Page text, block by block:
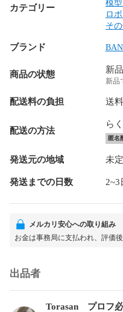
カテゴリー
模
ロ
そ
ブランド
商品の状態 新
新品
配送料の負担 送
配送の方法
ら
匿名
発送元の地域 未定
発送までの日数 2~3
メルカリ安心への取り組み
お金は事務局に支払われ、評価
出品者
Torasan プロフ